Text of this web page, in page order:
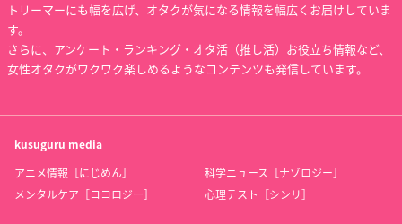
トリーマーにも幅を広げ、オタクが気になる情報を幅広くお届けしていま
す。
さらに、アンケート・ランキング・オタ活（推し活）お役立ち情報など、
女性オタクがワクワク楽しめるようなコンテンツも発信しています。
kusuguru media
アニメ情報［にじめん］
科学ニュース［ナゾロジー］
メンタルケア［ココロジー］
心理テスト［シンリ］